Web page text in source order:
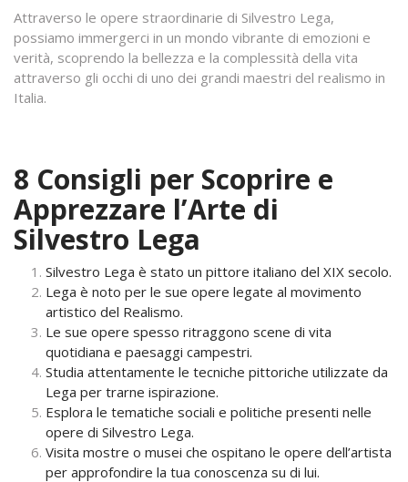
Attraverso le opere straordinarie di Silvestro Lega,
possiamo immergerci in un mondo vibrante di emozioni e
verità, scoprendo la bellezza e la complessità della vita
attraverso gli occhi di uno dei grandi maestri del realismo in
Italia.
8 Consigli per Scoprire e
Apprezzare l’Arte di
Silvestro Lega
Silvestro Lega è stato un pittore italiano del XIX secolo.
Lega è noto per le sue opere legate al movimento
artistico del Realismo.
Le sue opere spesso ritraggono scene di vita
quotidiana e paesaggi campestri.
Studia attentamente le tecniche pittoriche utilizzate da
Lega per trarne ispirazione.
Esplora le tematiche sociali e politiche presenti nelle
opere di Silvestro Lega.
Visita mostre o musei che ospitano le opere dell’artista
per approfondire la tua conoscenza su di lui.